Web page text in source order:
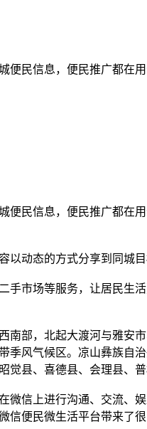
民信息，便民推广都
民信息，便民推广都
动态的方式分享到同城
市场等服务，让居民生
部，北起大渡河与雅
风气候区。凉山彝族自
县、喜德县、会理县、普
信上进行沟通、交流
便民微生活平台带来了很